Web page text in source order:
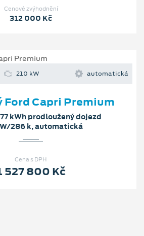
Cenové zvýhodnění
312 000 Kč
210 kW automatická
Capri Premium
kWh prodloužený dojezd
286 k, automatická
Cena s DPH
527 800 Kč